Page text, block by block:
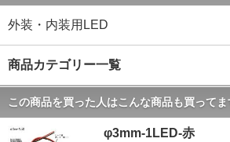
外装・内装用LED
商品カテゴリー一覧
この商品を買った人はこんな商品も買ってま
φ3mm-1LED-赤